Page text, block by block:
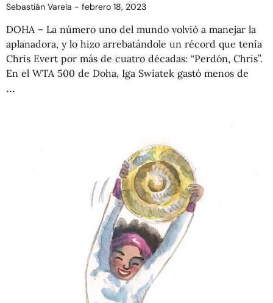
Sebastián Varela febrero 18, 2023
DOHA – La número uno del mundo volvió a manejar la
aplanadora, y lo hizo arrebatándole un récord que tenía
Chris Evert por más de cuatro décadas: “Perdón, Chris”.
En el WTA 500 de Doha, Iga Swiatek gastó menos de